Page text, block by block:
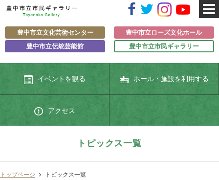
豊中市立文化芸術センター
豊中市立ローズ文化ホール
豊中市立伝統芸能館
豊中市立市民ギャラリー
イベントを観る ホール・施設を利用する
アクセス
トピックス一覧
トップページ トピックス一覧